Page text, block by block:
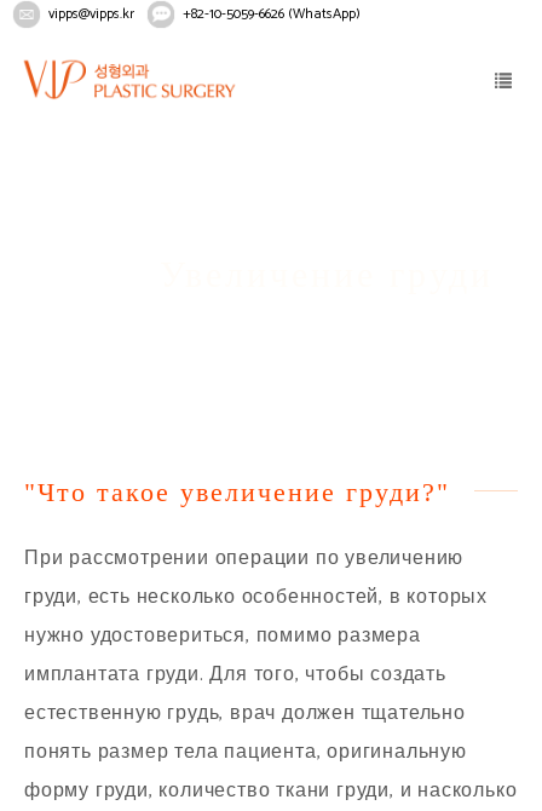
vipps@vipps.kr +82-10-5059-6626 (WhatsApp)
"Что такое увеличение груди?"
При рассмотрении операции по увеличению
груди, есть несколько особенностей, в которых
нужно удостовериться, помимо размера
имплантата груди. Для того, чтобы создать
естественную грудь, врач должен тщательно
понять размер тела пациента, оригинальную
форму груди, количество ткани груди, и насколько